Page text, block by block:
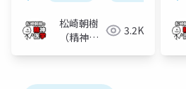
松崎朝樹
（精神科
3.2K